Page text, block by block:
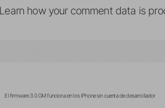
Learn how your comment data is
El firmware 3.0 GM funciona en los iPhone sin cuenta de desarrollador